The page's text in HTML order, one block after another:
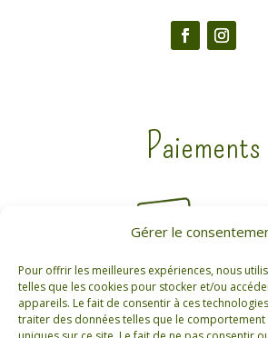
Gérer le
Pour offrir les meilleures expériences, nous
telles que les cookies pour stocker et/ou
appareils. Le fait de consentir à ces
traiter des données telles que le comportement
Paiements